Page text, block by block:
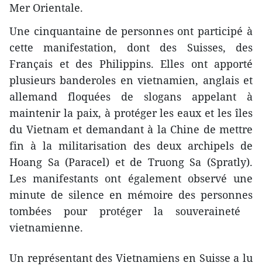
Mer Orientale.
Une cinquantaine de personnes ont participé à
cette manifestation, dont des Suisses, des
Français et des Philippins. Elles ont apporté
plusieurs banderoles en vietnamien, anglais et
allemand floquées de slogans appelant à
maintenir la paix, à protéger les eaux et les îles
du Vietnam et demandant à la Chine de mettre
fin à la militarisation des deux archipels de
Hoang Sa (Paracel) et de Truong Sa (Spratly).
Les manifestants ont également observé une
minute de silence en mémoire des personnes
tombées pour protéger la souveraineté ​
vietnamienne.
Un représentant des Vietnamiens en Suisse a lu